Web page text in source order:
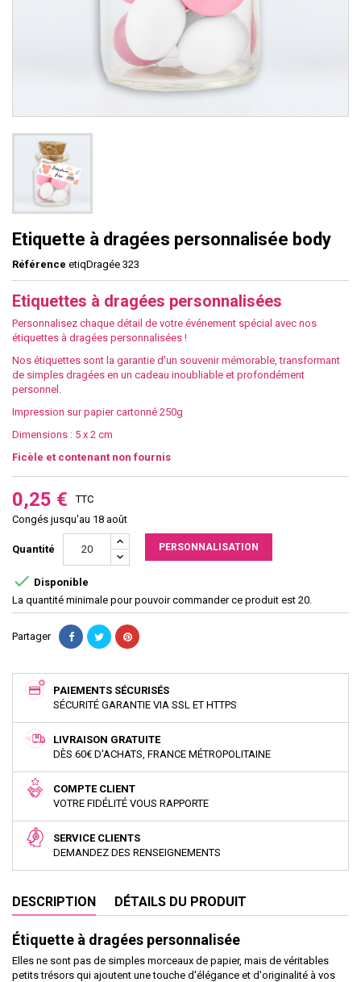
Etiquette à dragées personnalisée body
Référence etiqDragée 323
Etiquettes à dragées personnalisées
Personnalisez chaque détail de votre événement spécial avec nos
étiquettes à dragées personnalisées !
Nos étiquettes sont la garantie d'un souvenir mémorable, transformant
de simples dragées en un cadeau inoubliable et profondément
personnel.
Impression sur papier cartonné 250g
Dimensions : 5 x 2 cm
Ficèle et contenant non fournis
0,25 €
TTC
Congés jusqu'au 18 août
Quantité PERSONNALISATION
 Disponible
La quantité minimale pour pouvoir commander ce produit est 20.
Partager
PAIEMENTS SÉCURISÉS
SÉCURITÉ GARANTIE VIA SSL ET HTTPS
LIVRAISON GRATUITE
DÈS 60€ D'ACHATS, FRANCE MÉTROPOLITAINE
COMPTE CLIENT
VOTRE FIDÉLITÉ VOUS RAPPORTE
SERVICE CLIENTS
DEMANDEZ DES RENSEIGNEMENTS
DESCRIPTION DÉTAILS DU PRODUIT
Étiquette à dragées personnalisée
Elles ne sont pas de simples morceaux de papier, mais de véritables
petits trésors qui ajoutent une touche d'élégance et d'originalité à vos